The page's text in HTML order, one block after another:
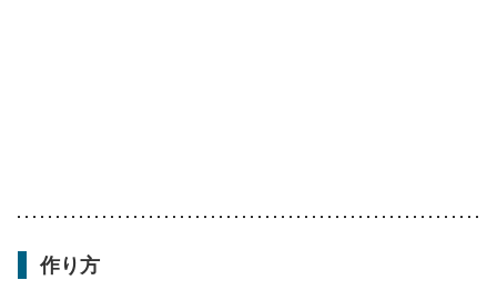
作り方